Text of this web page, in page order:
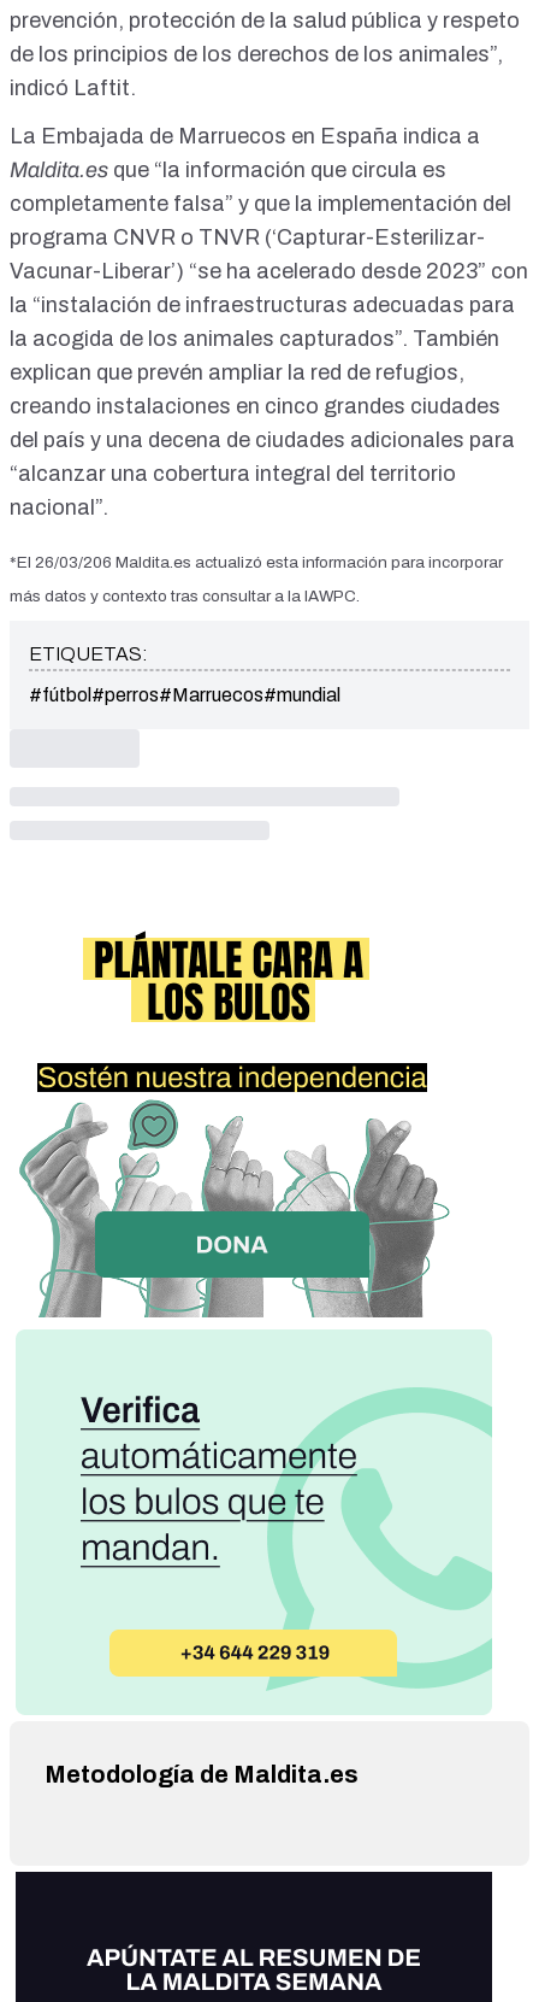
prevención, protección de la salud pública y respeto
de los principios de los derechos de los animales”,
indicó Laftit.
La Embajada de Marruecos en España indica a
Maldita.es que “la información que circula es
completamente falsa” y que la implementación del
programa CNVR o TNVR (‘Capturar-Esterilizar-
Vacunar-Liberar’) “se ha acelerado desde 2023” con
la “instalación de infraestructuras adecuadas para
la acogida de los animales capturados”. También
explican que prevén ampliar la red de refugios,
creando instalaciones en cinco grandes ciudades
del país y una decena de ciudades adicionales para
“alcanzar una cobertura integral del territorio
nacional”.
*El 26/03/206 Maldita.es actualizó esta información para incorporar
más datos y contexto tras consultar a la IAWPC.
ETIQUETAS:
#fútbol #perros#Marruecos#mundial
Metodología de Maldita.es